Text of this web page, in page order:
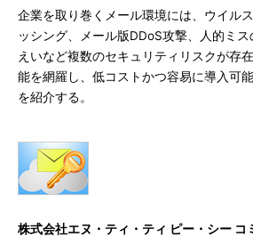
企業を取り巻くメール環境には、ウイル
ッシング、メール版DDoS攻撃、人的ミ
えいなど複数のセキュリティリスクが存
能を網羅し、低コストかつ容易に導入可
を紹介する。
株式会社エヌ・ティ・ティ ピー・シー コ